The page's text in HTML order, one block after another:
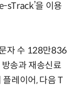
sTrack’을 이용
자 수 128만836
송과 재송신료
레이어, 다음 T